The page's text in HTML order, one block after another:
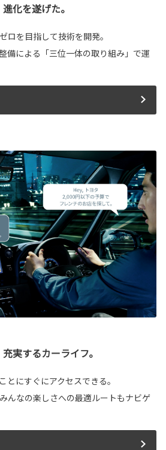
化を遂げた。
ロを目指して技術を開発。
備による「三位一体の取り組み」で運
実するカーライフ。
とにすぐにアクセスできる。
んなの楽しさへの最適ルートもナビゲ